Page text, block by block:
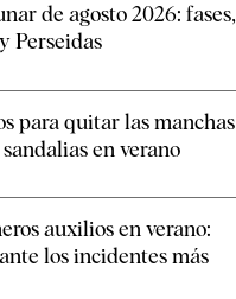
de agosto 2026: fases,
Perseidas
para quitar las manchas
en verano
auxilios en verano:
los incidentes más